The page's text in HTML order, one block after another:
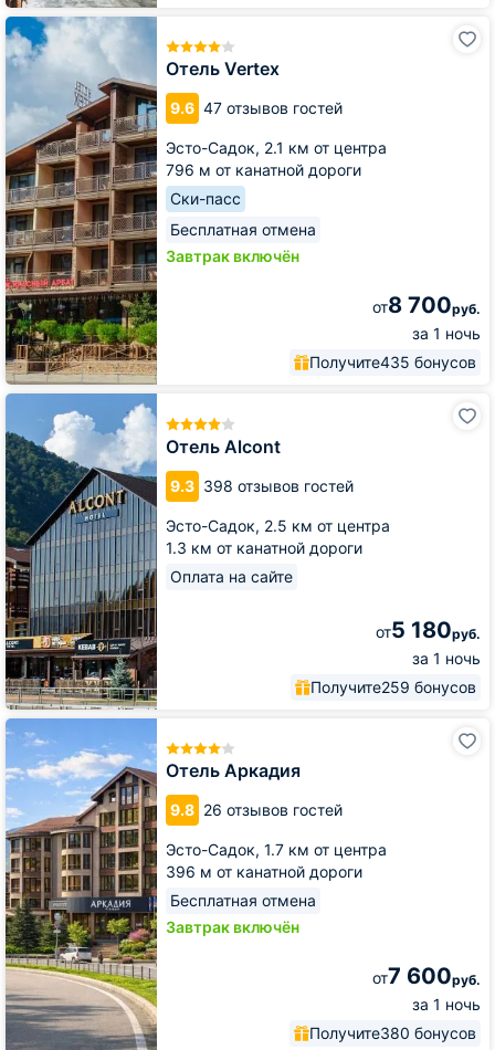
Отель Vertex
9.6 47 отзывов гостей
Эсто-Садок, 2.1 км от центра
796 м от канатной дороги
Ски-пасс
Бесплатная отмена
Завтрак включён
от8 700руб.
за 1 ночь
Получите435 бонусов
Отель
Vertex
Отель Alcont
9.3 398 отзывов гостей
Эсто-Садок, 2.5 км от центра
1.3 км от канатной дороги
Оплата на сайте
от5 180руб.
за 1 ночь
Получите259 бонусов
Отель
Отель Аркадия
9.8 26 отзывов гостей
Эсто-Садок, 1.7 км от центра
396 м от канатной дороги
Бесплатная отмена
Завтрак включён
от7 600руб.
за 1 ночь
Получите380 бонусов
Отель
Аркадия